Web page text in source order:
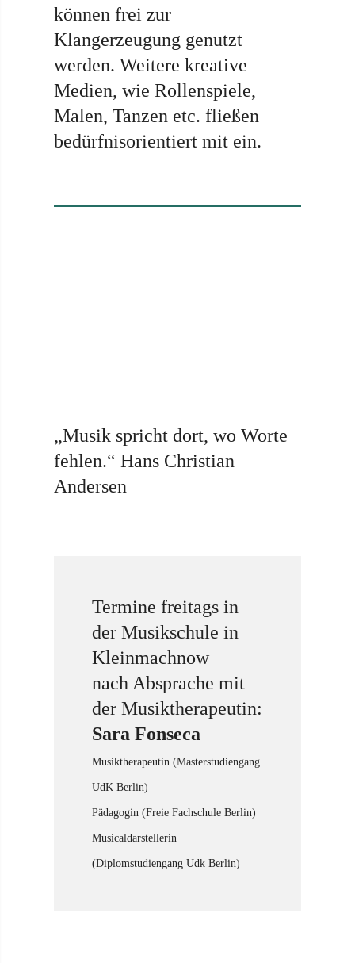
können frei zur
Klangerzeugung genutzt
werden. Weitere kreative
Medien, wie Rollenspiele,
Malen, Tanzen etc. fließen
bedürfnisorientiert mit ein.
„Musik spricht dort, wo Worte
fehlen.“ Hans Christian
Andersen
Termine freitags in
der Musikschule in
Kleinmachnow
nach Absprache mit
der Musiktherapeutin:
Sara Fonseca
Musiktherapeutin (Masterstudiengang
UdK Berlin)
Pädagogin (Freie Fachschule Berlin)
Musicaldarstellerin
(Diplomstudiengang Udk Berlin)